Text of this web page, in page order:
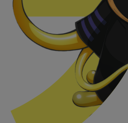
Se connecter
Hunter x Hunter
Fire Force